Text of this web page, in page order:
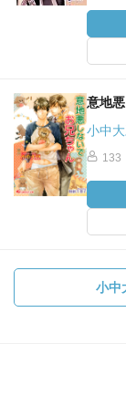
意地
小中
133
小中